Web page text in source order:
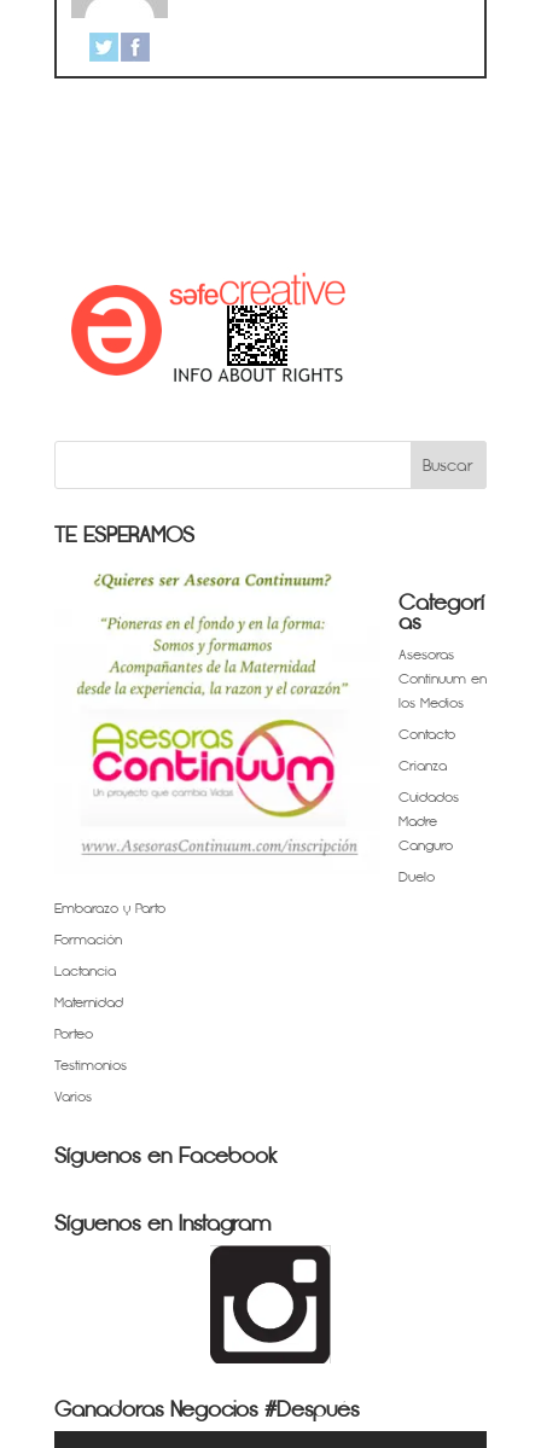
TE ESPERAMOS
Categorí
as
Asesoras
Continuum en
los Medios
Contacto
Crianza
Cuidados
Madre
Canguro
Duelo
Embarazo y Parto
Formación
Lactancia
Maternidad
Porteo
Testimonios
Varios
Síguenos en Facebook
Síguenos en Instagram
Ganadoras Negocios #Después